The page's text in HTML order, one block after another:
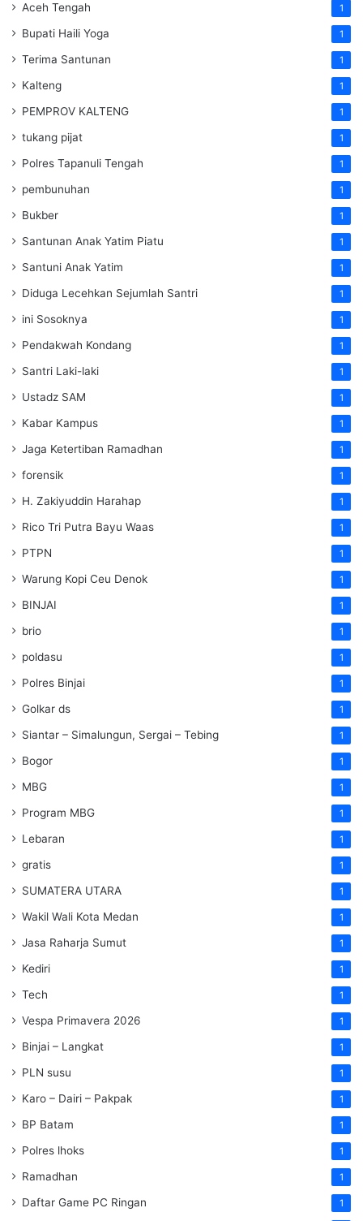
Aceh Tengah 1
Bupati Haili Yoga 1
Terima Santunan 1
Kalteng 1
PEMPROV KALTENG 1
tukang pijat 1
Polres Tapanuli Tengah 1
pembunuhan 1
Bukber 1
Santunan Anak Yatim Piatu 1
Santuni Anak Yatim 1
Diduga Lecehkan Sejumlah Santri 1
ini Sosoknya 1
Pendakwah Kondang 1
Santri Laki-laki 1
Ustadz SAM 1
Kabar Kampus 1
Jaga Ketertiban Ramadhan 1
forensik 1
H. Zakiyuddin Harahap 1
Rico Tri Putra Bayu Waas 1
PTPN 1
Warung Kopi Ceu Denok 1
BINJAI 1
brio 1
poldasu 1
Polres Binjai 1
Golkar ds 1
Siantar – Simalungun, Sergai – Tebing 1
Bogor 1
MBG 1
Program MBG 1
Lebaran 1
gratis 1
SUMATERA UTARA 1
Wakil Wali Kota Medan 1
Jasa Raharja Sumut 1
Kediri 1
Tech 1
Vespa Primavera 2026 1
Binjai – Langkat 1
PLN susu 1
Karo – Dairi – Pakpak 1
BP Batam 1
Polres lhoks 1
Ramadhan 1
Daftar Game PC Ringan 1